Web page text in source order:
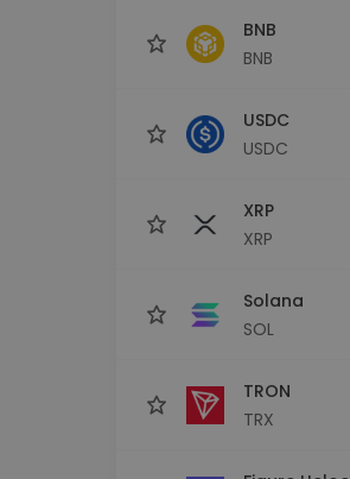
BNB
BNB
USDC
USDC
XRP
XRP
Solana
SOL
TRON
TRX